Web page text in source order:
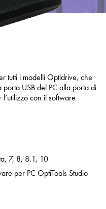
tutti i modelli Optidrive, che
USB del PC alla porta di
con il software
7, 8, 8.1, 10
per PC OptiTools Studio